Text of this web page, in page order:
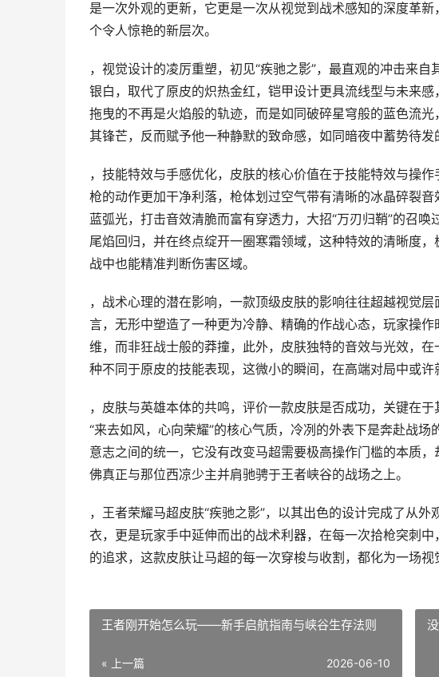
是一次外观的更新，它更是一次从视觉到战术感知的深度革
个令人惊艳的新层次。
，视觉设计的凌厉重塑，初见“疾驰之影”，最直观的冲击来
银白，取代了原皮的炽热金红，铠甲设计更具流线型与未来
拖曳的不再是火焰般的轨迹，而是如同破碎星穹般的蓝色流
其锋芒，反而赋予他一种静默的致命感，如同暗夜中蓄势待发
，技能特效与手感优化，皮肤的核心价值在于技能特效与操
枪的动作更加干净利落，枪体划过空气带有清晰的冰晶碎裂
蓝弧光，打击音效清脆而富有穿透力，大招“万刃归鞘”的召
尾焰回归，并在终点绽开一圈寒霜领域，这种特效的清晰度
战中也能精准判断伤害区域。
，战术心理的潜在影响，一款顶级皮肤的影响往往超越视觉
言，无形中塑造了一种更为冷静、精确的作战心态，玩家操
维，而非狂战士般的莽撞，此外，皮肤独特的音效与光效，
种不同于原皮的技能表现，这微小的瞬间，在高端对局中或许
，皮肤与英雄本体的共鸣，评价一款皮肤是否成功，关键在
“来去如风，心向荣耀”的核心气质，冷冽的外表下是奔赴战
意志之间的统一，它没有改变马超需要极高操作门槛的本质
佛真正与那位西凉少主并肩驰骋于王者峡谷的战场之上。
，王者荣耀马超皮肤“疾驰之影”，以其出色的设计完成了从
衣，更是玩家手中延伸而出的战术利器，在每一次拾枪突刺
的追求，这款皮肤让马超的每一次穿梭与收割，都化为一场视
王者刚开始怎么玩——新手启航指南与峡谷生存法则
« 上一篇 2026-06-10